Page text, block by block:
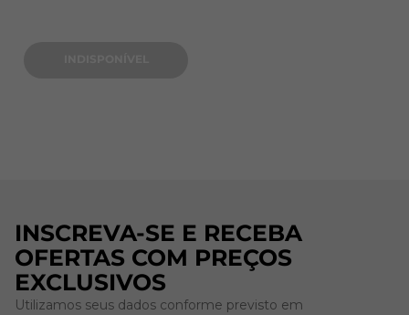
INSCREVA-SE E RECEBA
OFERTAS COM PREÇOS
EXCLUSIVOS
Utilizamos seus dados conforme previsto em